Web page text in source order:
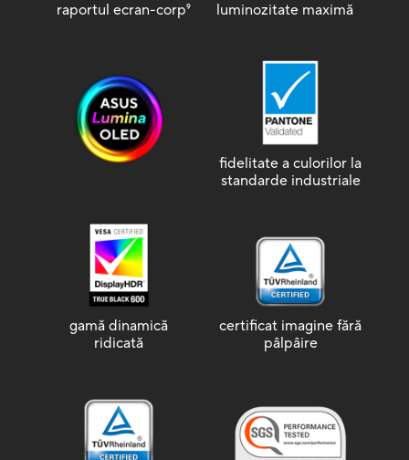
raportul ecran-corp9 luminozitate maximă
fidelitate a culorilor la
standarde industriale
gamă dinamică
ridicată
certificat imagine fără
pâlpâire